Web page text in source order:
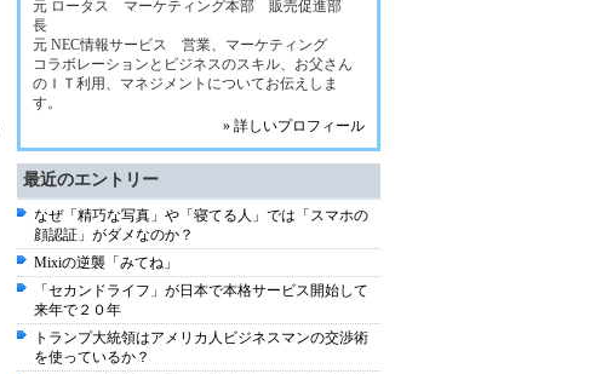
元 ロータス マーケティング本部 販売促進部
長
元 NEC情報サービス 営業、マーケティング
コラボレーションとビジネスのスキル、お父さん
のＩＴ利用、マネジメントについてお伝えしま
す。
» 詳しいプロフィール
最近のエントリー
なぜ「精巧な写真」や「寝てる人」では「スマホの
顔認証」がダメなのか？
Mixiの逆襲「みてね」
「セカンドライフ」が日本で本格サービス開始して
来年で２０年
トランプ大統領はアメリカ人ビジネスマンの交渉術
を使っているか？